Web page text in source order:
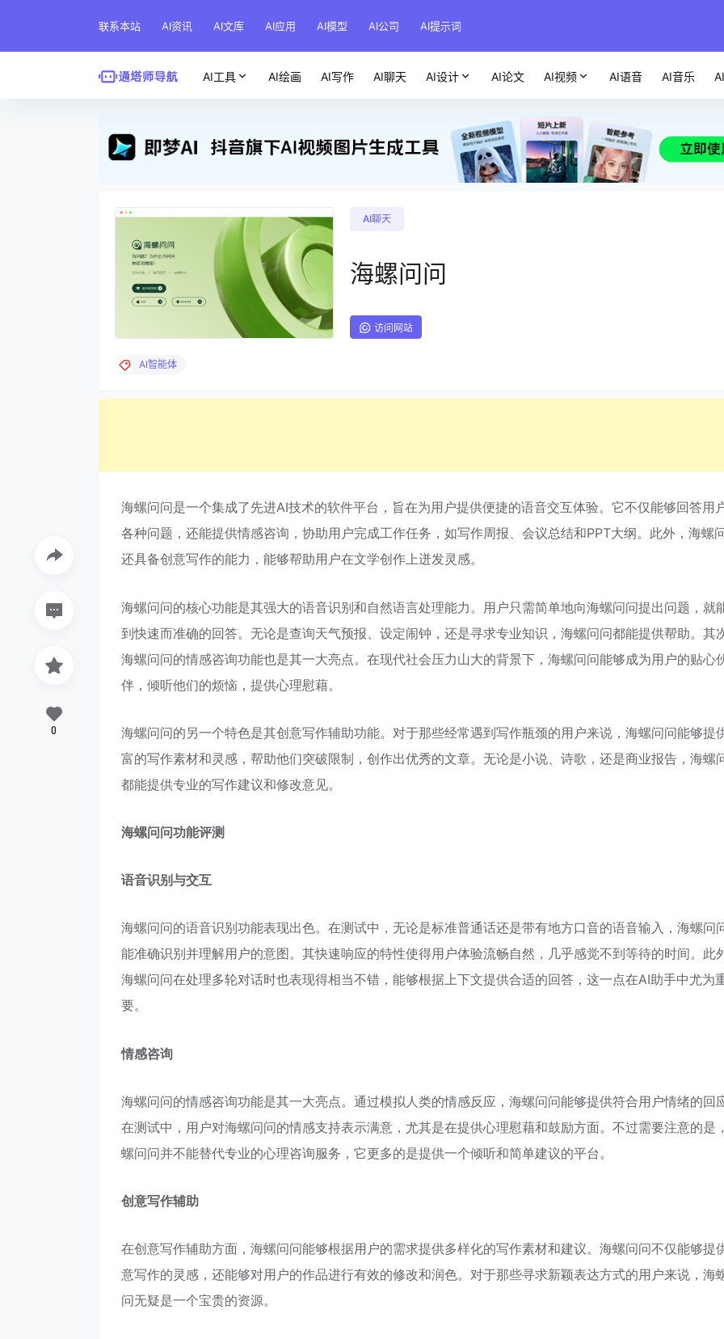
联系本站 AI资讯 AI文库 AI应用 AI模型 AI公司 AI提示词
AI工具 AI绘画 AI写作 AI聊天 AI设计 AI论文 AI视频 AI语音 AI音乐
AI聊天
海螺问问
访问网站
AI智能体
海螺问问是一个集成了先进AI技术的软件平台，旨在为用户提供便捷的语音交互体验。它不仅能够回答用
各种问题，还能提供情感咨询，协助用户完成工作任务，如写作周报、会议总结和PPT大纲。此外，海螺
还具备创意写作的能力，能够帮助用户在文学创作上迸发灵感。
海螺问问的核心功能是其强大的语音识别和自然语言处理能力。用户只需简单地向海螺问问提出问题，就
到快速而准确的回答。无论是查询天气预报、设定闹钟，还是寻求专业知识，海螺问问都能提供帮助。其
海螺问问的情感咨询功能也是其一大亮点。在现代社会压力山大的背景下，海螺问问能够成为用户的贴心
伴，倾听他们的烦恼，提供心理慰藉。
海螺问问的另一个特色是其创意写作辅助功能。对于那些经常遇到写作瓶颈的用户来说，海螺问问能够提
富的写作素材和灵感，帮助他们突破限制，创作出优秀的文章。无论是小说、诗歌，还是商业报告，海螺
都能提供专业的写作建议和修改意见。
海螺问问功能评测
语音识别与交互
海螺问问的语音识别功能表现出色。在测试中，无论是标准普通话还是带有地方口音的语音输入，海螺问
能准确识别并理解用户的意图。其快速响应的特性使得用户体验流畅自然，几乎感觉不到等待的时间。此
海螺问问在处理多轮对话时也表现得相当不错，能够根据上下文提供合适的回答，这一点在AI助手中尤为
要。
情感咨询
海螺问问的情感咨询功能是其一大亮点。通过模拟人类的情感反应，海螺问问能够提供符合用户情绪的回应
在测试中，用户对海螺问问的情感支持表示满意，尤其是在提供心理慰藉和鼓励方面。不过需要注意的是
螺问问并不能替代专业的心理咨询服务，它更多的是提供一个倾听和简单建议的平台。
创意写作辅助
在创意写作辅助方面，海螺问问能够根据用户的需求提供多样化的写作素材和建议。海螺问问不仅能够提
意写作的灵感，还能够对用户的作品进行有效的修改和润色。对于那些寻求新颖表达方式的用户来说，海
问无疑是一个宝贵的资源。
0